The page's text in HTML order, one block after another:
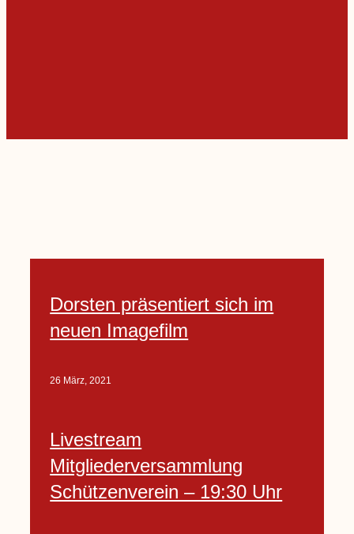
Dorsten präsentiert sich im
neuen Imagefilm
26 März, 2021
Livestream
Mitgliederversammlung
Schützenverein – 19:30 Uhr